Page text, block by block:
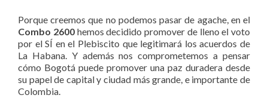
Porque creemos que no podemos pasar de agache, en el
Combo 2600hemos decidido promover de lleno el voto
por el SÍ en el Plebiscito que legitimará los acuerdos de
La Habana. Y además nos comprometemos a pensar
cómo Bogotá puede promover una paz duradera desde
su papel de capital y ciudad más grande, e importante de
Colombia.